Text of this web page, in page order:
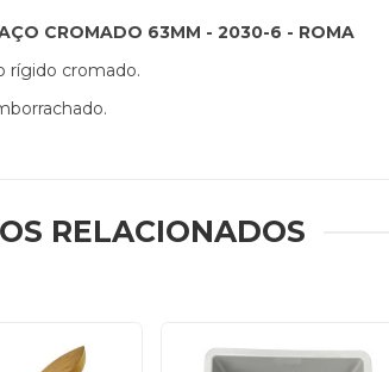
CROMADO 63MM - 2030-6 - ROMA
rígido cromado.
RELACIONADOS